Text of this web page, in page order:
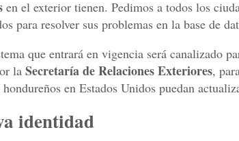
en el exterior tienen. Pedimos a todos los
para resolver sus problemas en la base de
que entrará en vigencia será canalizado
la Secretaría de Relaciones Exteriores,
en Estados Unidos puedan
identidad